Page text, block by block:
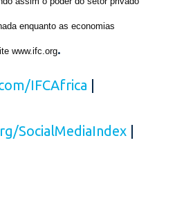
enquanto as economias
www.ifc.org.
IFCAfrica
SocialMediaIndex